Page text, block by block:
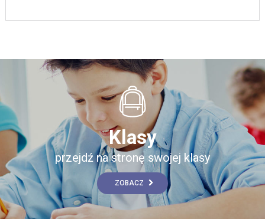
Klasy
przejdź na stronę swojej klasy
ZOBACZ